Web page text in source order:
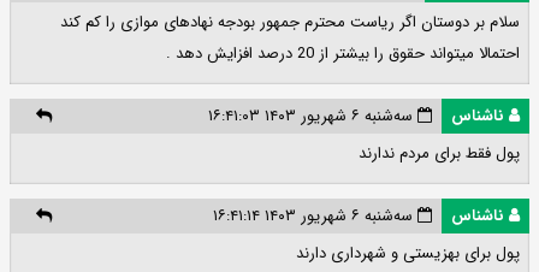
سلام بر دوستان اگر ریاست محترم جمهور بودجه نهادهای موازی را کم کند
احتمالا میتواند حقوق را بیشتر از 20 درصد افزایش دهد .
ناشناس
سه‌شنبه ۶ شهریور ۱۴۰۳ ۱۶:۴۱:۰۳
پول فقط برای مردم ندارند
ناشناس
سه‌شنبه ۶ شهریور ۱۴۰۳ ۱۶:۴۱:۱۴
پول برای بهزیستی و شهرداری دارند